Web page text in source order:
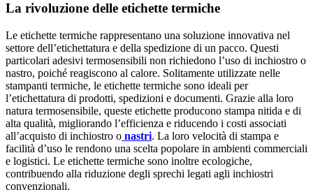
La rivoluzione delle etichette termiche
Le etichette termiche rappresentano una soluzione innovativa nel
settore dell’etichettatura e della spedizione di un pacco. Questi
particolari adesivi termosensibili non richiedono l’uso di inchiostro o
nastro, poiché reagiscono al calore. Solitamente utilizzate nelle
stampanti termiche, le etichette termiche sono ideali per
l’etichettatura di prodotti, spedizioni e documenti. Grazie alla loro
natura termosensibile, queste etichette producono stampa nitida e di
alta qualità, migliorando l’efficienza e riducendo i costi associati
all’acquisto di inchiostro o nastri. La loro velocità di stampa e
facilità d’uso le rendono una scelta popolare in ambienti commerciali
e logistici. Le etichette termiche sono inoltre ecologiche,
contribuendo alla riduzione degli sprechi legati agli inchiostri
convenzionali.